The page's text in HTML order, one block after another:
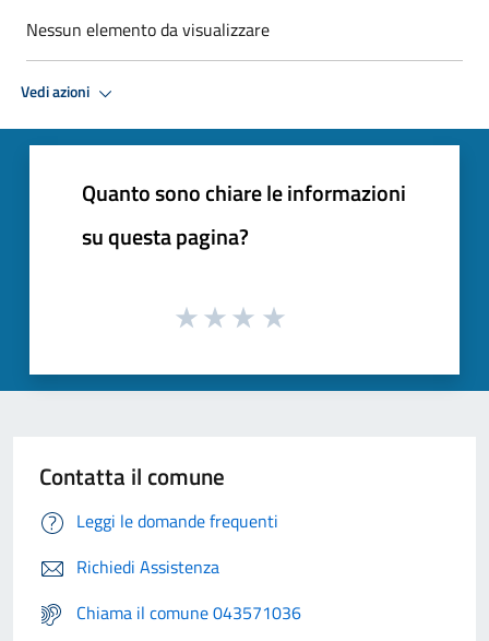
Nessun elemento da visualizzare
Vedi azioni
Quanto sono chiare le informazioni
su questa pagina?
Contatta il comune
Leggi le domande frequenti
Richiedi Assistenza
Chiama il comune 043571036